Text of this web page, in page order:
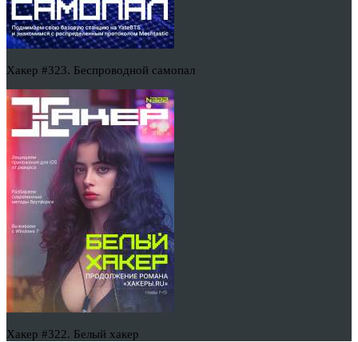
Хакер #323. Беспроводной самопал
Хакер #322. Белый хакер